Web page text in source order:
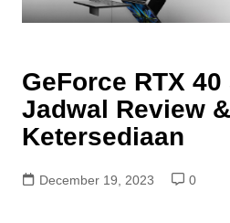
GeForce RTX 40
Jadwal Review
Ketersediaan
December 19, 2023 0